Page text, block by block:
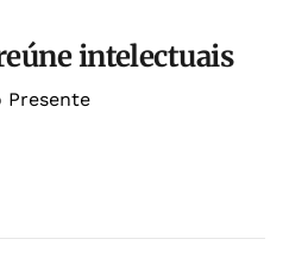
intelectuais
Presente